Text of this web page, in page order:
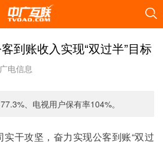
到账收入实现“双过半”目标
电信息
、电视用户保有率104%。
实干攻坚，奋力实现公客到账“双过